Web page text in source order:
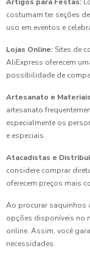
costumam ter seções
uso em eventos e
Lojas Online: Sites de
AliExpress oferecem
possibilidade de
Artesanato e
artesanato
especialmente os
e especiais.
Atacadistas e
considere comprar
oferecem preços mais
Ao procurar saquinhos
opções disponíveis no
online. Assim, você
necessidades.